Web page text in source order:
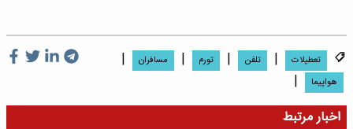
تعطیلات | تلفن | تورم | مسافران |
هواپیما
|
اخبار مرتبط